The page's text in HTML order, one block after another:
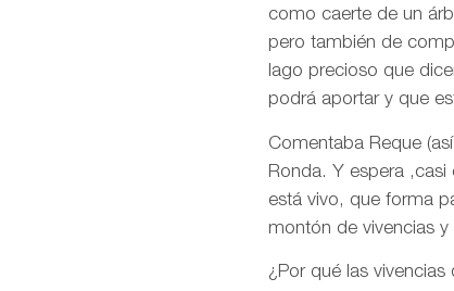
como caerte de un
pero también de
lago precioso que
podrá aportar y que
Comentaba Reque
Ronda. Y espera
está vivo, que forma
montón de vivencias
¿Por qué las